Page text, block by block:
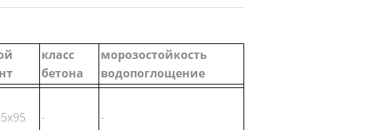
класс
бетона
морозостойкость
водопоглощение
- -